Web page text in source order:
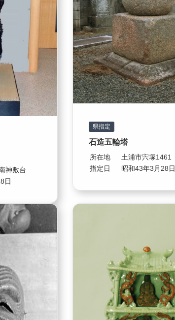
神敷台
日
県指定
石造五輪塔
所在地
土浦市宍塚1461
指定日
昭和43年3月28日